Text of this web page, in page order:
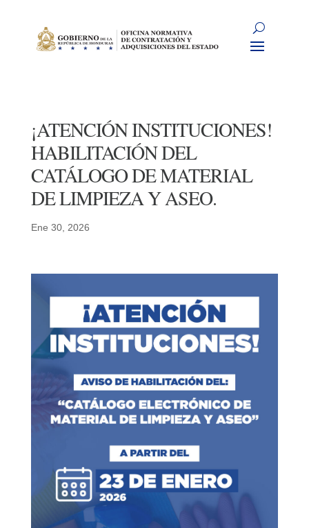
¡ATENCIÓN INSTITUCIONES!
HABILITACIÓN DEL
CATÁLOGO DE MATERIAL
DE LIMPIEZA Y ASEO.
Ene 30, 2026